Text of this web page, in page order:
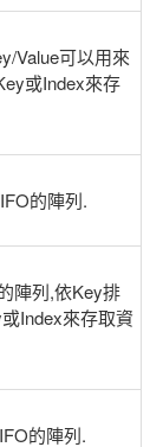
Value可以用來
或Index來存
的陣列.
陣列,依Key排
Index來存取資
的陣列.